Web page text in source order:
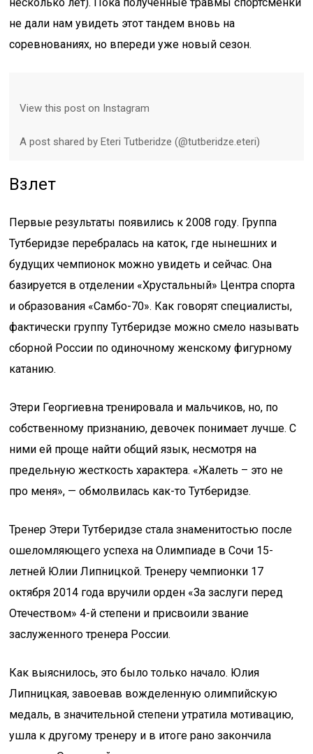
не дали нам увидеть этот тандем вновь на
соревнованиях, но впереди уже новый сезон.
View this post on Instagram
A post shared by Eteri Tutberidze (@tutberidze.eteri)
Взлет
Первые результаты появились к 2008 году. Группа
Тутберидзе перебралась на каток, где нынешних и
будущих чемпионок можно увидеть и сейчас. Она
базируется в отделении «Хрустальный» Центра спорта
и образования «Самбо-70». Как говорят специалисты,
фактически группу Тутберидзе можно смело называть
сборной России по одиночному женскому фигурному
катанию.
Этери Георгиевна тренировала и мальчиков, но, по
собственному признанию, девочек понимает лучше. С
ними ей проще найти общий язык, несмотря на
предельную жесткость характера. «Жалеть – это не
про меня», — обмолвилась как-то Тутберидзе.
Тренер Этери Тутберидзе стала знаменитостью после
ошеломляющего успеха на Олимпиаде в Сочи 15-
летней Юлии Липницкой. Тренеру чемпионки 17
октября 2014 года вручили орден «За заслуги перед
Отечеством» 4-й степени и присвоили звание
заслуженного тренера России.
Как выяснилось, это было только начало. Юлия
Липницкая, завоевав вожделенную олимпийскую
медаль, в значительной степени утратила мотивацию,
ушла к другому тренеру и в итоге рано закончила